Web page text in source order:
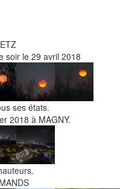
soir le 29 avril 2018
ses états.
2018 à MAGNY.